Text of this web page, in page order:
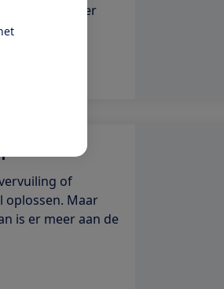
kun je er
je straks
hebt.
of
oplossen. Maar
is er meer aan de